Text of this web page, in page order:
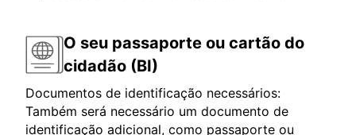
O seu passaporte ou cartão do
cidadão (BI)
Documentos de identificação necessários:
Também será necessário um documento de
identificação adicional, como passaporte ou